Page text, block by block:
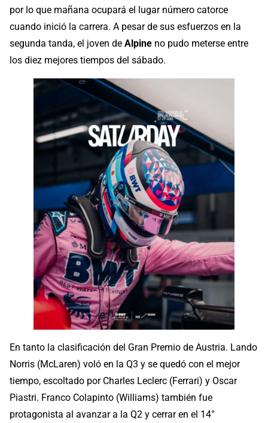
por lo que mañana ocupará el lugar número catorce
cuando inició la carrera. A pesar de sus esfuerzos en la
segunda tanda, el joven de Alpine no pudo meterse entre
los diez mejores tiempos del sábado.
En tanto la clasificación del Gran Premio de Austria. Lando
Norris (McLaren) voló en la Q3 y se quedó con el mejor
tiempo, escoltado por Charles Leclerc (Ferrari) y Oscar
Piastri. Franco Colapinto (Williams) también fue
protagonista al avanzar a la Q2 y cerrar en el 14°